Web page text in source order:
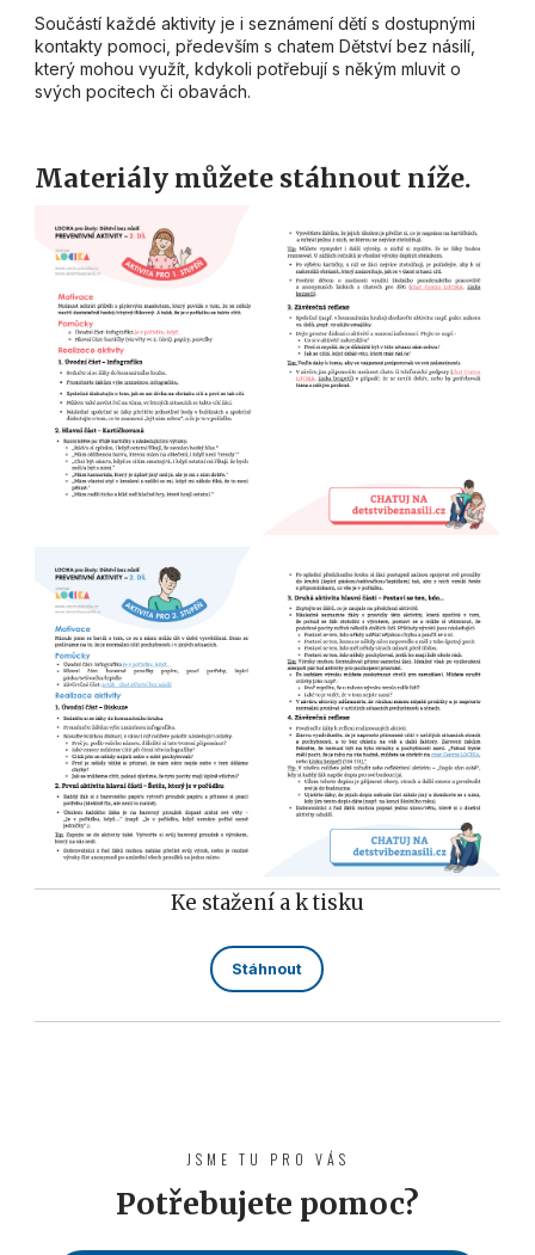
Součástí každé aktivity je i seznámení dětí s dostupnými
kontakty pomoci, především s chatem Dětství bez násilí,
který mohou využít, kdykoli potřebují s někým mluvit o
svých pocitech či obavách.
Materiály můžete stáhnout níže.
Ke stažení a k tisku
Stáhnout
JSME TU PRO VÁS
Potřebujete pomoc?